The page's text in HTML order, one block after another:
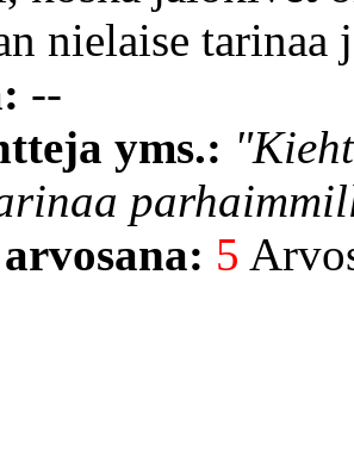
nielaise tarinaa
--
yms.:
5